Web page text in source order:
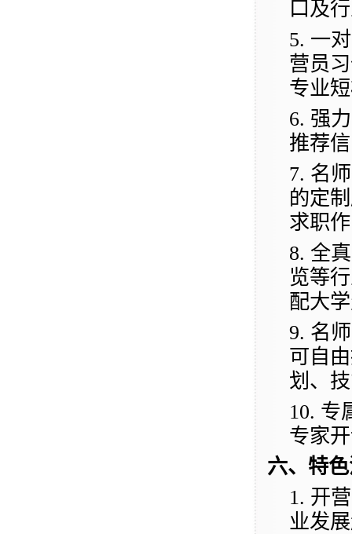
口及
5. 一
营员
专业
6. 强
推荐
7. 名
的定
求职
8. 全
览等
配大
9. 名
可自
划、
10. 专
专家
六、特
1. 开
业发